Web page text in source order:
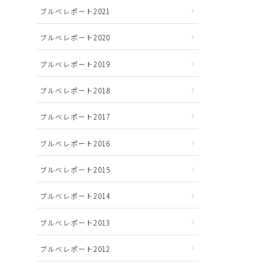
ブルべレポート2021
ブルベレポート2020
ブルベレポート2019
ブルベレポート2018
ブルベレポート2017
ブルベレポート2016
ブルべレポート2015
ブルべレポート2014
ブルべレポート2013
ブルべレポート2012